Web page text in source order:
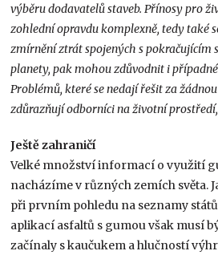
výběru dodavatelů staveb. Přínosy pro
zohlední opravdu komplexně, tedy také
zmírnění ztrát spojených s pokračujícím
planety, pak mohou zdůvodnit i
Problémů, které se nedají řešit za
zdůrazňují odborníci na životní
Ještě zahraničí
Velké množství informací o využití
nacházíme v různých zemích světa.
při prvním pohledu na seznamy
aplikací asfaltů s gumou však musí
začínaly s kaučukem a hlučností